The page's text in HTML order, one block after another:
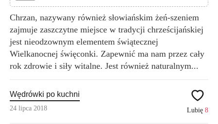
Chrzan, nazywany również słowiańskim żeń-szeniem
zajmuje zaszczytne miejsce w tradycji chrześcijańskiej
jest nieodzownym elementem świątecznej
Wielkanocnej święconki. Zapewnić ma nam przez cały
rok zdrowie i siły witalne. Jest również naturalnym...
Wędrówki po kuchni
24 lipca 2018 Lubię 8